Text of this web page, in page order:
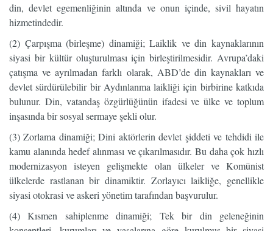
din, devlet egemenliğinin altında ve onun içinde, sivil hayatın
hizmetindedir.
(2) Çarpışma (birleşme) dinamiği; Laiklik ve din kaynaklarının
siyasi bir kültür oluşturulması için birleştirilmesidir. Avrupa’daki
çatışma ve ayrılmadan farklı olarak, ABD’de din kaynakları ve
devlet sürdürülebilir bir Aydınlanma laikliği için birbirine katkıda
bulunur. Din, vatandaş özgürlüğünün ifadesi ve ülke ve toplum
inşasında bir sosyal sermaye şekli olur.
(3) Zorlama dinamiği; Dini aktörlerin devlet şiddeti ve tehdidi ile
kamu alanında hedef alınması ve çıkarılmasıdır. Bu daha çok hızlı
modernizasyon isteyen gelişmekte olan ülkeler ve Komünist
ülkelerde rastlanan bir dinamiktir. Zorlayıcı laikliğe, genellikle
siyasi otokrasi ve askeri yönetim tarafından başvurulur.
(4) Kısmen sahiplenme dinamiği; Tek bir din geleneğinin